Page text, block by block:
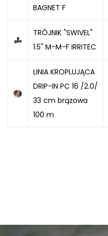
BAGNET F
TRÓJNIK "SWIVEL"
1.5" M-M-F IRRITEC
LINIA KROPLUJĄCA
DRIP-IN PC 16 /2.0/
33 cm brązowa
100 m